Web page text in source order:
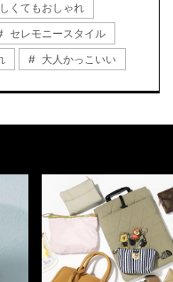
くてもおしゃれ
セレモニースタイル
大人かっこいい